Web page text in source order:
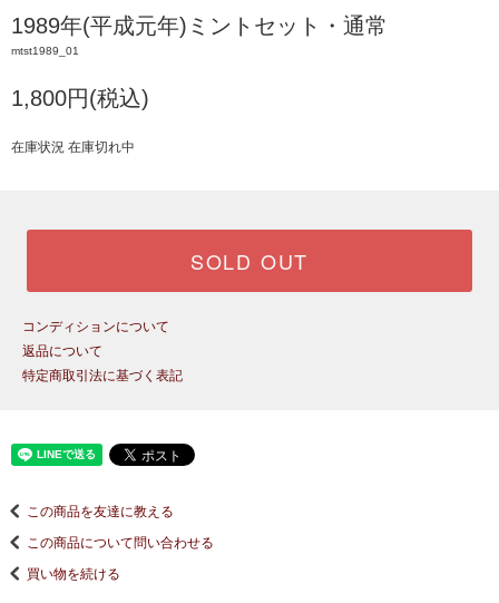
1989年(平成元年)ミントセット・通常
mtst1989_01
1,800円(税込)
在庫状況 在庫切れ中
SOLD OUT
コンディションについて
返品について
特定商取引法に基づく表記
この商品を友達に教える
この商品について問い合わせる
買い物を続ける